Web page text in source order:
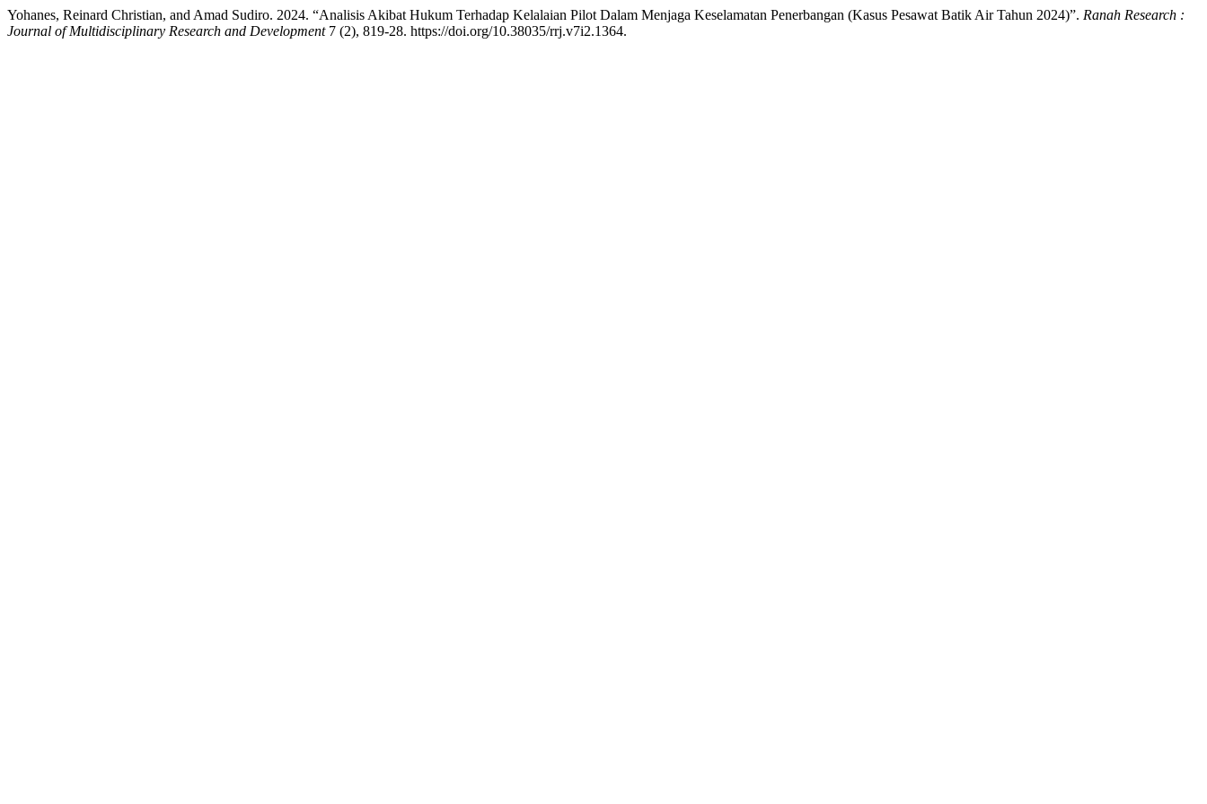
Yohanes, Reinard Christian, and Amad Sudiro. 2024. “Analisis Akibat Hukum Terhadap Kelalaian Pilot Dalam Menjaga Keselamatan Penerbangan (Kasus Pesawat Batik Air Tahun 2024)”. Ranah Research :
Journal of Multidisciplinary Research and Development7 (2), 819-28. https://doi.org/10.38035/rrj.v7i2.1364.